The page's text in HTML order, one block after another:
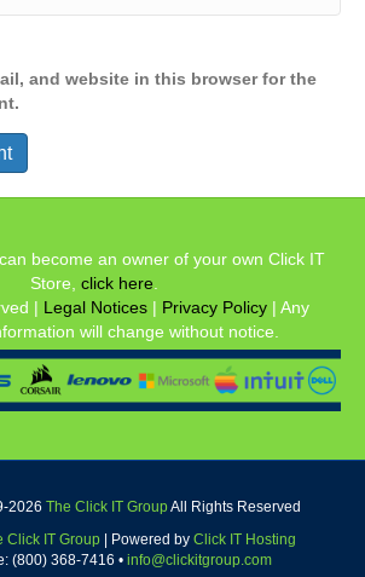
and website in this browser for the
become an owner of your own Click IT
Store, click here
| Legal Notices | Privacy Policy | Any
will change without notice.
2026 The Click IT GroupAll Rights Reserved
Click IT Group | Powered by Click IT Hosting
(800) 368-7416 • info@clickitgroup.com